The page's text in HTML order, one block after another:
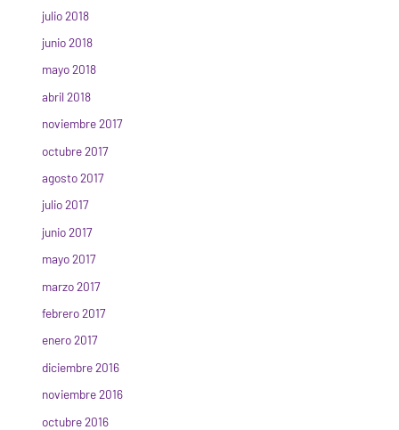
julio 2018
junio 2018
mayo 2018
abril 2018
noviembre 2017
octubre 2017
agosto 2017
julio 2017
junio 2017
mayo 2017
marzo 2017
febrero 2017
enero 2017
diciembre 2016
noviembre 2016
octubre 2016